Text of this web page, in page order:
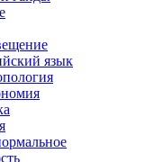
язык